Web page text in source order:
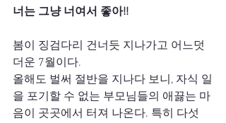
너는 그냥 너여서 좋아!!
봄이 징검다리 건너듯 지나가고 어느덧
더운 7월이다.
올해도 벌써 절반을 지나다 보니, 자식 일
을 포기할 수 없는 부모님들의 애끓는 마
음이 곳곳에서 터져 나온다. 특히 다섯